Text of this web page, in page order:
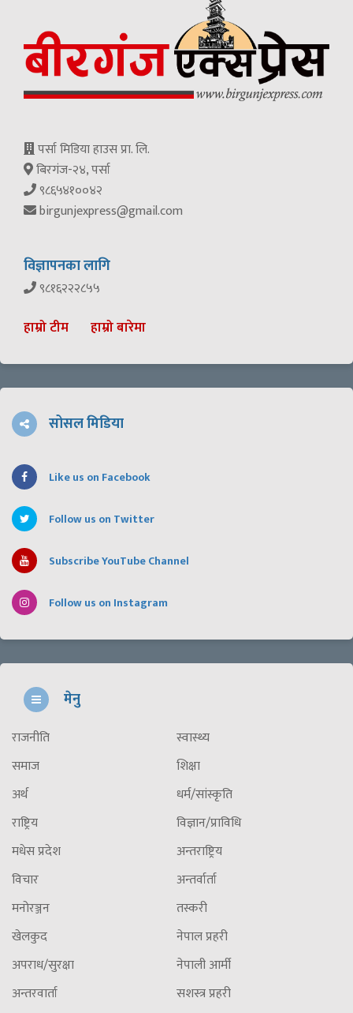
पर्सा मिडिया हाउस प्रा. लि.
बिरगंज-२४, पर्सा
९८६५४१००४२
birgunjexpress@gmail.com
विज्ञापनका लागि
९८१६२२२८५५
हाम्रो टीम हाम्रो बारेमा
सोसल मिडिया
Like us on Facebook
Follow us on Twitter
Subscribe YouTube Channel
Follow us on Instagram
मेनु
राजनीति
समाज
अर्थ
राष्ट्रिय
मधेस प्रदेश
विचार
मनोरञ्जन
खेलकुद
अपराध/सुरक्षा
अन्तरवार्ता
स्वास्थ्य
शिक्षा
धर्म/सांस्कृति
विज्ञान/प्राविधि
अन्तराष्ट्रिय
अन्तर्वार्ता
तस्करी
नेपाल प्रहरी
नेपाली आर्मी
सशस्त्र प्रहरी